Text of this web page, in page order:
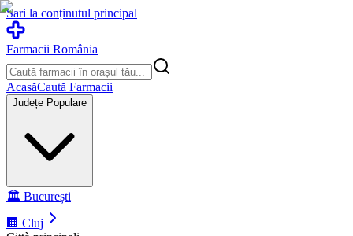
Sari la conținutul principal
Farmacii România
AcasăCaută Farmacii
Județe Populare
🏛️ București
🏢 Cluj